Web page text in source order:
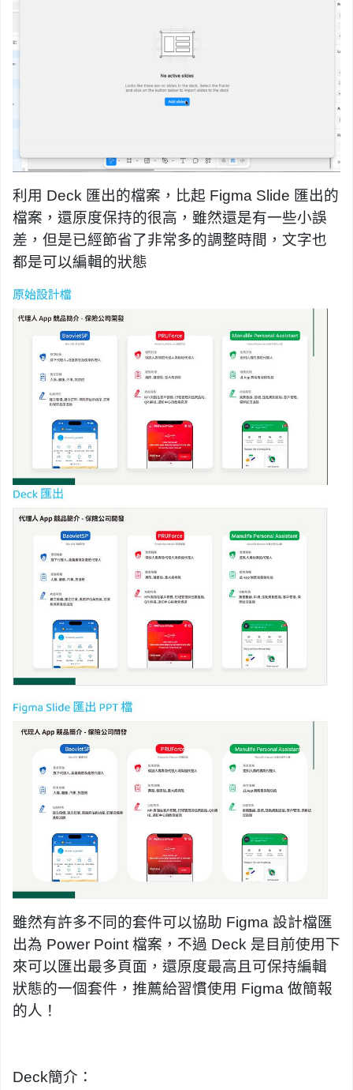
利用 Deck 匯出的檔案，比起 Figma Slide 匯出的
檔案，還原度保持的很高，雖然還是有一些小誤
差，但是已經節省了非常多的調整時間，文字也
都是可以編輯的狀態
雖然有許多不同的套件可以協助 Figma 設計檔匯
出為 Power Point 檔案，不過 Deck 是目前使用下
來可以匯出最多頁面，還原度最高且可保持編輯
狀態的一個套件，推薦給習慣使用 Figma 做簡報
的人！
Deck簡介：